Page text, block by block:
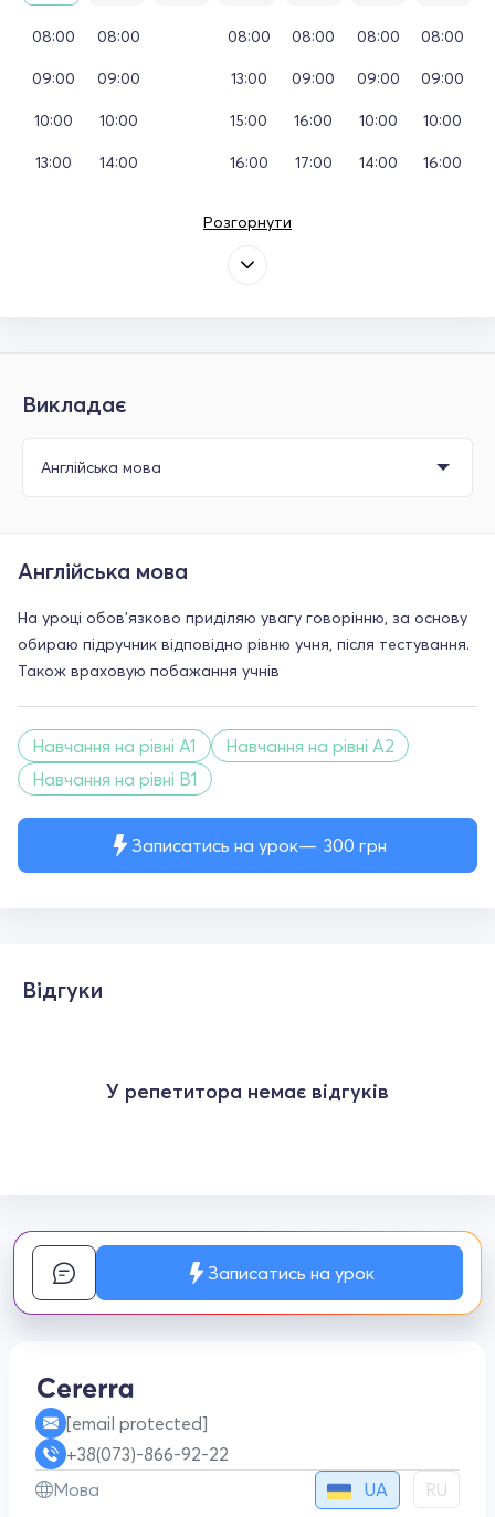
08:00
09:00
10:00
13:00
08:00
09:00
10:00
14:00
08:00
13:00
15:00
16:00
08:00
09:00
16:00
17:00
08:00
09:00
10:00
14:00
08:00
09:00
10:00
16:00
Розгорнути
Викладає
Записатись на урок 300 грн
Англійська мова
На уроці обов'язково приділяю увагу говорінню, за основу
обираю підручник відповідно рівню учня, після тестування.
Також враховую побажання учнів
Навчання на рівні A1
Навчання на рівні A2
Навчання на рівні B1
Відгуки
У репетитора немає відгуків
Записатись на урок
[email protected]
+38(073)-866-92-22
Мова
UA RU